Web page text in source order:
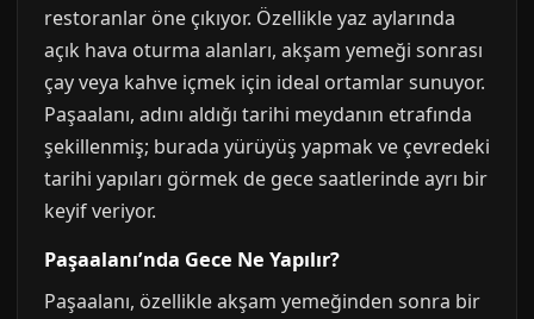
restoranlar öne çıkıyor. Özellikle yaz aylarında
açık hava oturma alanları, akşam yemeği sonrası
çay veya kahve içmek için ideal ortamlar sunuyor.
Paşaalanı, adını aldığı tarihi meydanın etrafında
şekillenmiş; burada yürüyüş yapmak ve çevredeki
tarihi yapıları görmek de gece saatlerinde ayrı bir
keyif veriyor.
Paşaalanı’nda Gece Ne Yapılır?
Paşaalanı, özellikle akşam yemeğinden sonra bir